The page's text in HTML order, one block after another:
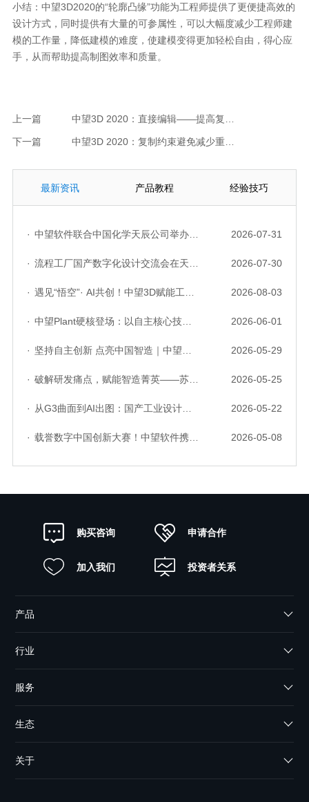
小结：中望3D2020的“轮廓凸缘”功能为工程师提供了更便捷高效的
设计方式，同时提供有大量的可参属性，可以大幅度减少工程师建
模的工作量，降低建模的难度，使建模变得更加轻松自由，得心应
手，从而帮助提高制图效率和质量。
上一篇
下一篇 中望3D 2020：复制约束避免减少重复性操作，大幅度提升装配效率
最新资讯 产品教程 经验技巧
· 中望软件联合中国化学天辰公司举办“走进标杆企业”研讨会，共探流程工业数字化创新实践 2026-07-31
· 流程工厂国产数字化设计交流会在天津召开，中望自主CAD底座助力行业数字化转型实践获广泛关注 2026-07-30
· 遇见“悟空”· AI共创！中望3D赋能工业设计国产化与AI创新升级 2026-08-03
· 中望Plant硬核登场：以自主核心技术，破解流程工业数据一致性与协同困境 2026-06-01
· 坚持自主创新 点亮中国智造｜中望软件亮相第十届中国网络版权保护与发展大会 2026-05-29
· 破解研发痛点，赋能智造菁英——苏州研发菁英 CTO 成长营暨高级人才认证启动会圆满落幕 2026-05-25
· 从G3曲面到AI出图：国产工业设计软件的硬实力到底怎么样了？ 2026-05-22
· 载誉数字中国创新大赛！中望软件携手三家伙伴，斩获信创赛道多项大奖 2026-05-08
购买咨询 申请合作
加入我们 投资者关系
产品
行业
服务
生态
关于